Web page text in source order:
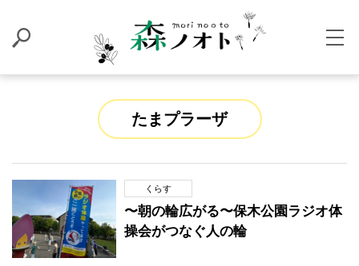
たまプラーザ
くらす
〜朝の輪広がる〜保木公園ラジオ体
操会がつなぐ人の輪